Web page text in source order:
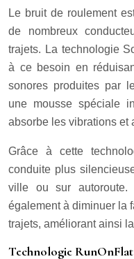
Le bruit de roulement
de nombreux
trajets. La technologie
à ce besoin en
sonores produites par
une mousse spéciale
absorbe les vibrations et
Grâce à cette
conduite plus
ville ou sur autoroute.
également à diminuer la
trajets, améliorant ainsi
Technologie